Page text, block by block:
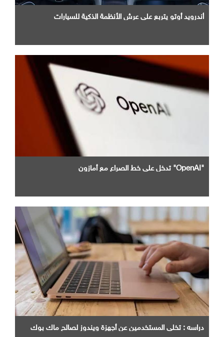
أندرويد أوتو يتربع علي عرش الأنظمة الذكية للسيارات
"OpenAI" تدخل علي خط الصراع مع أمازون
دراسه : تخلي المستخدمين عن أجهزة ويندوز لصالح ماك بوك